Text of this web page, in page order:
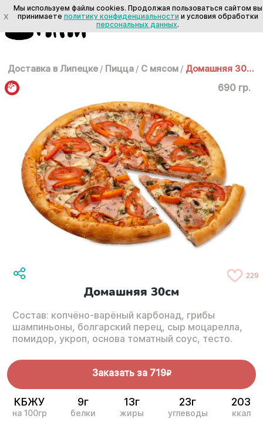
Доставка в Липецке / Пицца / С мясом / Домашняя 30см
690 гр.
229
Домашняя 30см
Состав: копчёно-варёный карбонад, грибы
шампиньоны, болгарский перец, сыр моцарелла,
помидор, укроп, основа томатный соус, тесто.
Заказать за 719R
КБЖУ
на 100гр
9г
белки
13г
жиры
23г
углеводы
203
ккал
X
Мы используем файлы cookies. Продолжая пользоваться сайтом вы
принимаете политику конфиденциальности и условия обработки
персональных данных.